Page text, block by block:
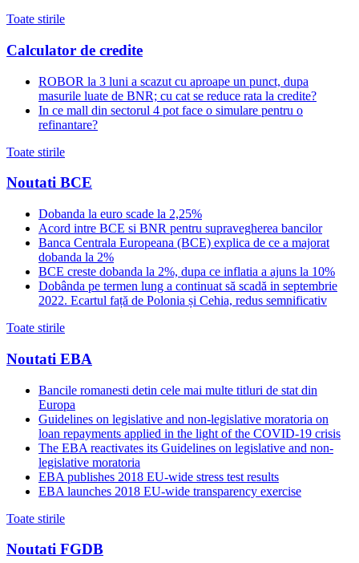
Toate stirile
Calculator de credite
ROBOR la 3 luni a scazut cu aproape un punct, dupa
masurile luate de BNR; cu cat se reduce rata la credite?
In ce mall din sectorul 4 pot face o simulare pentru o
refinantare?
Toate stirile
Noutati BCE
Dobanda la euro scade la 2,25%
Acord intre BCE si BNR pentru supravegherea bancilor
Banca Centrala Europeana (BCE) explica de ce a majorat
dobanda la 2%
BCE creste dobanda la 2%, dupa ce inflatia a ajuns la 10%
Dobânda pe termen lung a continuat să scadă in septembrie
2022. Ecartul față de Polonia și Cehia, redus semnificativ
Toate stirile
Noutati EBA
Bancile romanesti detin cele mai multe titluri de stat din
Europa
Guidelines on legislative and non-legislative moratoria on
loan repayments applied in the light of the COVID-19 crisis
The EBA reactivates its Guidelines on legislative and non-
legislative moratoria
EBA publishes 2018 EU-wide stress test results
EBA launches 2018 EU-wide transparency exercise
Toate stirile
Noutati FGDB